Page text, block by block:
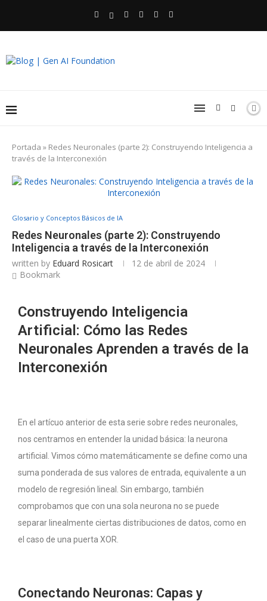
Portada » Redes Neuronales (parte 2): Construyendo Inteligencia a
través de la Interconexión
Glosario y Conceptos Básicos de IA
Redes Neuronales (parte 2): Construyendo
Inteligencia a través de la Interconexión
written by Eduard Rosicart
12 de abril de 2024
Bookmark
Construyendo Inteligencia
Artificial: Cómo las Redes
Neuronales Aprenden a través de la
Interconexión
En el artícuo anterior de esta serie sobre redes neuronales,
nos centramos en entender la unidad básica: la neurona
artificial. Vimos cómo matemáticamente se define como una
suma ponderada de sus valores de entrada, equivalente a un
modelo de regresión lineal. Sin embargo, también
comprobamos que con una sola neurona no se puede
separar linealmente ciertas distribuciones de datos, como en
el caso de una puerta XOR.
Conectando Neuronas: Capas y